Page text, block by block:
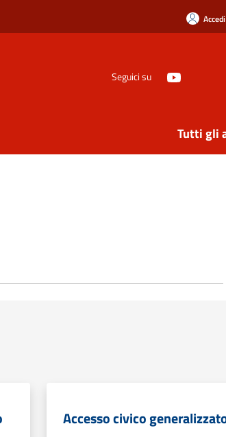
Seguici su
Tutti gli
Accesso civico